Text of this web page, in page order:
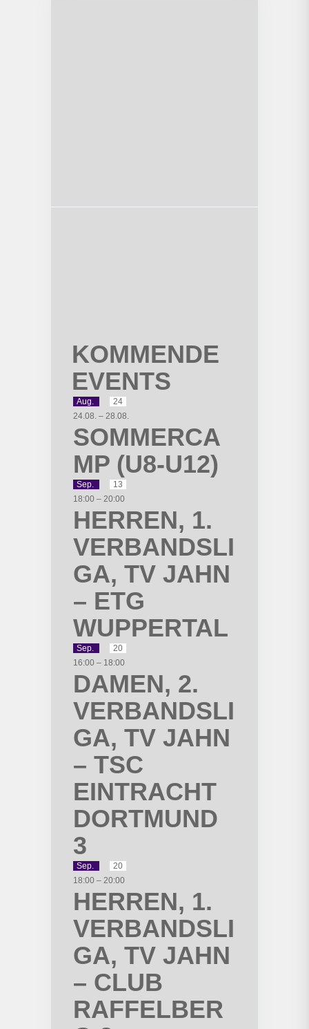
KOMMENDE
EVENTS
Aug.
24
24.08. – 28.08.
SOMMERCA
MP (U8-U12)
Sep.
13
18:00 – 20:00
HERREN, 1.
VERBANDSLI
GA, TV JAHN
– ETG
WUPPERTAL
Sep.
20
16:00 – 18:00
DAMEN, 2.
VERBANDSLI
GA, TV JAHN
– TSC
EINTRACHT
DORTMUND
3
Sep.
20
18:00 – 20:00
HERREN, 1.
VERBANDSLI
GA, TV JAHN
– CLUB
RAFFELBER